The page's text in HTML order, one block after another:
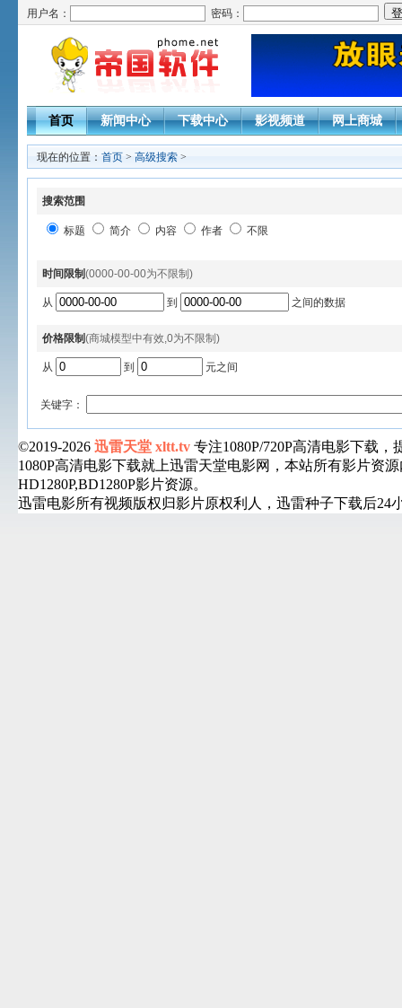
用户名： 密码：
首页 新闻中心 下载中心 影视频道 网上商城
现在的位置： 首页 > 高级搜索 >
搜索范围
标题 简介 内容 作者 不限
时间限制(0000-00-00为不限制)
从 到 之间的数据
价格限制(商城模型中有效,0为不限制)
从 到 元之间
关键字：
©2019-2026 迅雷天堂 xltt.tv 专注1080P/720P高清电影下载
1080P高清电影下载就上迅雷天堂电影网，本站所有影片资
HD1280P,BD1280P影片资源。
迅雷电影所有视频版权归影片原权利人，迅雷种子下载后